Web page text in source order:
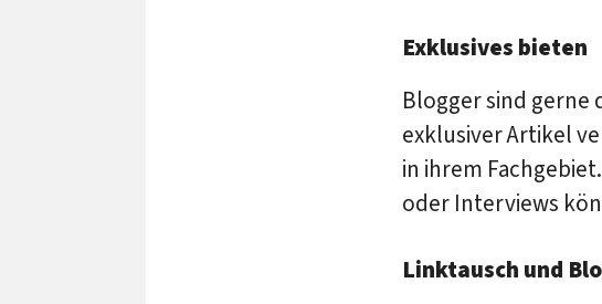
Exklusives bieten
Blogger sind gerne
exklusiver Artikel
in ihrem
oder Interviews
Linktausch und